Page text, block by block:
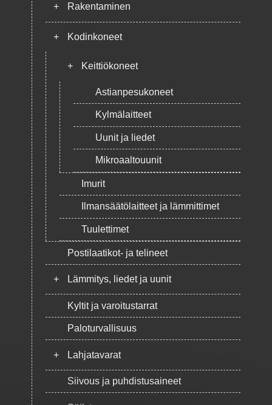
+ Rakentaminen
+ Kodinkoneet
+ Keittiökoneet
Astianpesukoneet
Kylmälaitteet
Uunit ja liedet
Mikroaaltouunit
Imurit
Ilmansäätölaitteet ja lämmittimet
Tuulettimet
Postilaatikot- ja telineet
+ Lämmitys, liedet ja uunit
Kyltit ja varoitustarrat
Paloturvallisuus
+ Lahjatavarat
Siivous ja puhdistusaineet